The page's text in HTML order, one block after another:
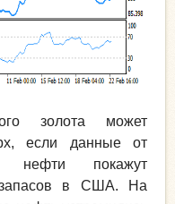
золота может
если данные от
нефти покажут
запасов в США. На